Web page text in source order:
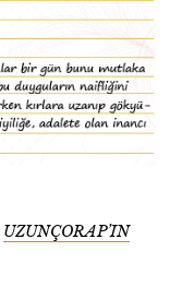
UZUNÇORAP’IN